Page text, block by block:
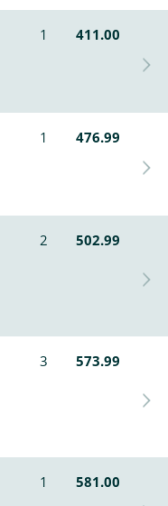
1
411.00
1
476.99
2 502.99
3 573.99
1 581.00